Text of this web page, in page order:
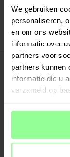
We gebruiken
personaliseren,
en om ons
informatie over
partners voor
partners kunnen
informatie die u
verzameld op
Veilig
30 dagen
Art number :28470
Screenprotector van
Copter. Deze
van je telefoon vrij van
Copter® Exoglass is
biedt terwijl het de
Als het gaat om het